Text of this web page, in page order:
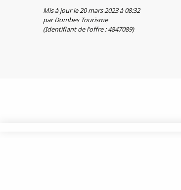
Mis à jour le 20 mars 2023 à 08:32
par Dombes Tourisme
(Identifiant de l'offre :4847089)